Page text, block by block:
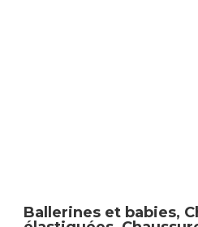
Ballerines et babies,